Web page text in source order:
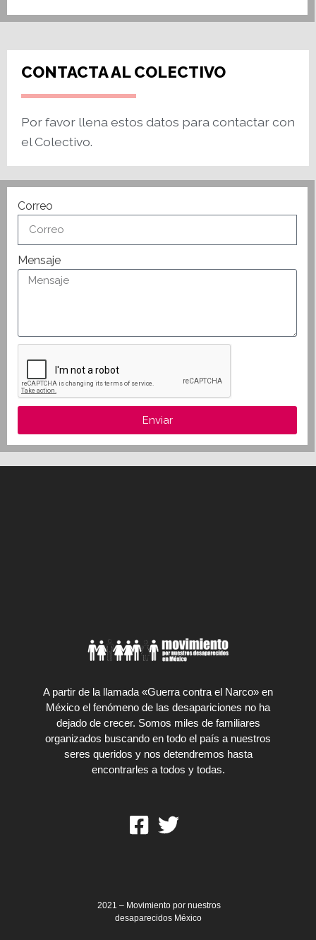
CONTACTA AL COLECTIVO
Por favor llena estos datos para contactar con
el Colectivo.
Correo
Mensaje
Enviar
A partir de la llamada «Guerra contra el Narco» en
México el fenómeno de las desapariciones no ha
dejado de crecer. Somos miles de familiares
organizados buscando en todo el país a nuestros
seres queridos y nos detendremos hasta
encontrarles a todos y todas.
2021 – Movimiento por nuestros
desaparecidos México